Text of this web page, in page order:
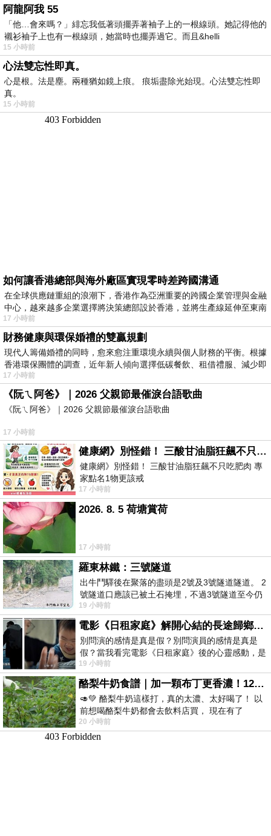
阿龍阿我 55
「他…會來嗎？」緋忘我低著頭擺弄著袖子上的一根線頭。她記得他的
襯衫袖子上也有一根線頭，她當時也擺弄過它。而且&helli
15 小時前
心法雙忘性即真。
心是根。法是塵。兩種猶如鏡上痕。 痕垢盡除光始現。心法雙忘性即
真。
15 小時前
如何讓香港總部與海外廠區實現零時差跨國溝通
在全球供應鏈重組的浪潮下，香港作為亞洲重要的跨國企業管理與金融
中心，越來越多企業選擇將決策總部設於香港，並將生產線延伸至東南
17 小時前
財務健康與環保婚禮的雙贏規劃
現代人籌備婚禮的同時，愈來愈注重環境永續與個人財務的平衡。根據
香港環保團體的調查，近年新人傾向選擇低碳餐飲、租借禮服、減少即
17 小時前
《阮ㄟ阿爸》｜2026 父親節最催淚台語歌曲
《阮ㄟ阿爸》｜2026 父親節最催淚台語歌曲
17 小時前
健康網》別怪錯！ 三酸甘油脂狂飆不只吃肥肉 專家點名1物更該戒
健康網》別怪錯！ 三酸甘油脂狂飆不只吃肥肉 專
家點名1物更該戒
https://health.ltn.com.tw/article/breakingnews/
17 小時前
2026. 8. 5 荷塘賞荷
17 小時前
羅東林鐵：三號隧道
出牛鬥驛後在聚落的盡頭是2號及3號隧道隧道。 2
號隧道口應該已被土石掩埋，不過3號隧道至今仍
存在。從台7丙牛鬥橋上往左岸上游方
19 小時前
電影《日租家庭》解開心結的長途歸鄉！能在電影院感受到地理的寬闊和人心的相鄰，真是太棒了！
別問演的感情是真是假？別問演員的感情是真是
假？當我看完電影《日租家庭》後的心靈感動，是
真的。詮釋的情感觸動了人心，就是真情
19 小時前
酪梨牛奶食譜｜加一顆布丁更香濃！120秒完成飲料店級酪梨奶昔｜imami 旗艦豆漿機
🥑💚 酪梨牛奶這樣打，真的太濃、太好喝了！ 以
前想喝酪梨牛奶都會去飲料店買， 現在有了
imami 健康煮藝｜旗艦破壁智慧養生豆漿機，
20 小時前